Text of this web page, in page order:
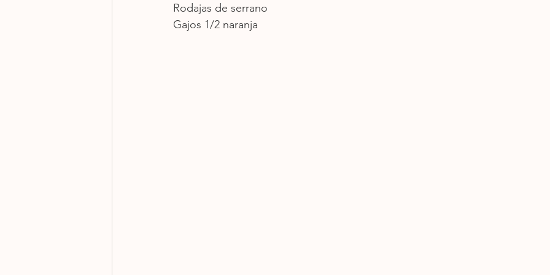
Rodajas de serrano
Gajos 1/2 naranja